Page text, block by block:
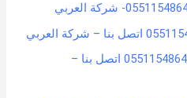
شركة تنظيف مكيفات بحائل – 0551154864 اتصل بنا –